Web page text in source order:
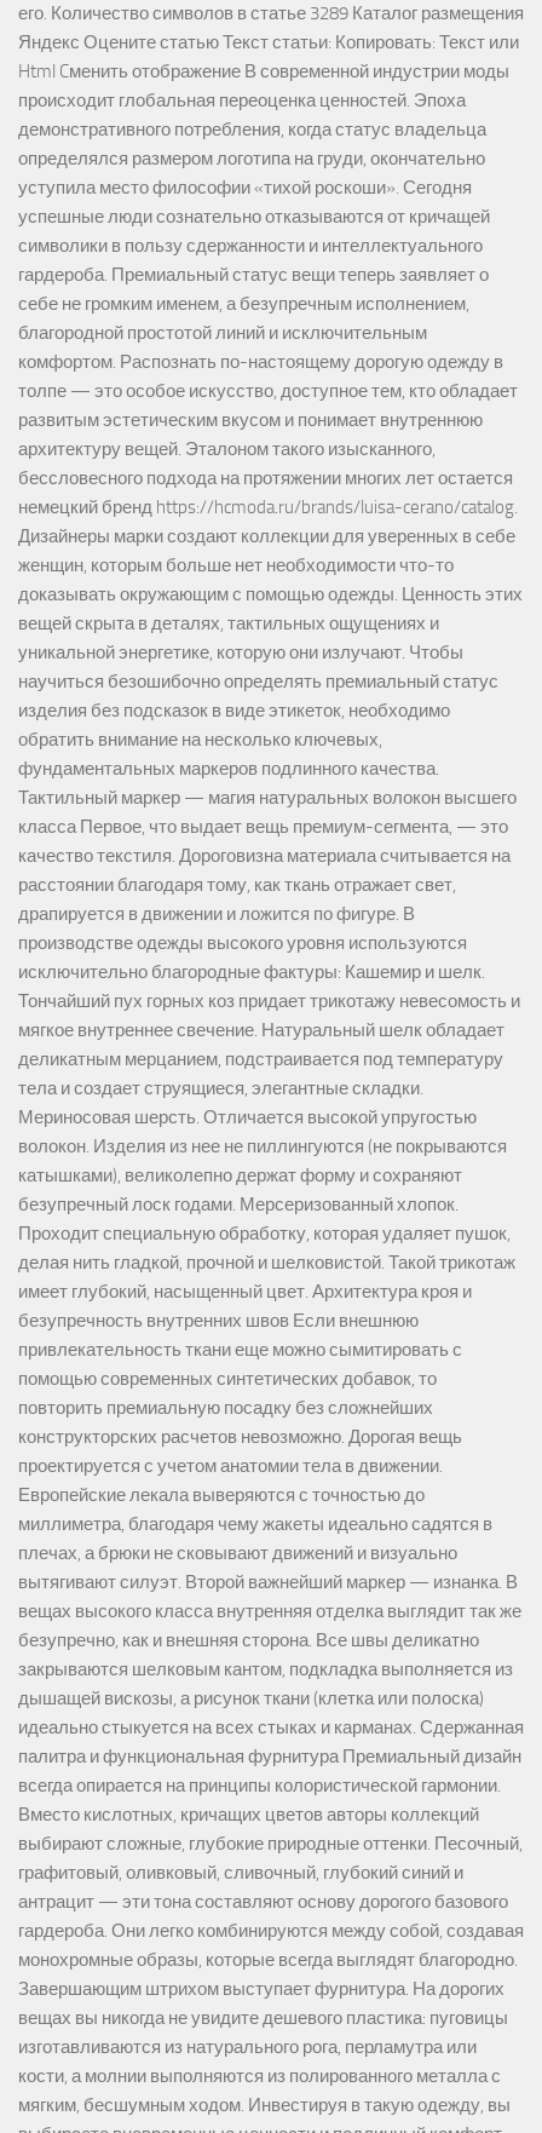
его. Количество символов в статье 3289 Каталог размещения
Яндекс Оцените статью Текст статьи: Копировать: Текст или
Html Cменить отображение В современной индустрии моды
происходит глобальная переоценка ценностей. Эпоха
демонстративного потребления, когда статус владельца
определялся размером логотипа на груди, окончательно
уступила место философии «тихой роскоши». Сегодня
успешные люди сознательно отказываются от кричащей
символики в пользу сдержанности и интеллектуального
гардероба. Премиальный статус вещи теперь заявляет о
себе не громким именем, а безупречным исполнением,
благородной простотой линий и исключительным
комфортом. Распознать по-настоящему дорогую одежду в
толпе — это особое искусство, доступное тем, кто обладает
развитым эстетическим вкусом и понимает внутреннюю
архитектуру вещей. Эталоном такого изысканного,
бессловесного подхода на протяжении многих лет остается
немецкий бренд https://hcmoda.ru/brands/luisa-cerano/catalog.
Дизайнеры марки создают коллекции для уверенных в себе
женщин, которым больше нет необходимости что-то
доказывать окружающим с помощью одежды. Ценность этих
вещей скрыта в деталях, тактильных ощущениях и
уникальной энергетике, которую они излучают. Чтобы
научиться безошибочно определять премиальный статус
изделия без подсказок в виде этикеток, необходимо
обратить внимание на несколько ключевых,
фундаментальных маркеров подлинного качества.
Тактильный маркер — магия натуральных волокон высшего
класса Первое, что выдает вещь премиум-сегмента, — это
качество текстиля. Дороговизна материала считывается на
расстоянии благодаря тому, как ткань отражает свет,
драпируется в движении и ложится по фигуре. В
производстве одежды высокого уровня используются
исключительно благородные фактуры: Кашемир и шелк.
Тончайший пух горных коз придает трикотажу невесомость и
мягкое внутреннее свечение. Натуральный шелк обладает
деликатным мерцанием, подстраивается под температуру
тела и создает струящиеся, элегантные складки.
Мериносовая шерсть. Отличается высокой упругостью
волокон. Изделия из нее не пиллингуются (не покрываются
катышками), великолепно держат форму и сохраняют
безупречный лоск годами. Мерсеризованный хлопок.
Проходит специальную обработку, которая удаляет пушок,
делая нить гладкой, прочной и шелковистой. Такой трикотаж
имеет глубокий, насыщенный цвет. Архитектура кроя и
безупречность внутренних швов Если внешнюю
привлекательность ткани еще можно сымитировать с
помощью современных синтетических добавок, то
повторить премиальную посадку без сложнейших
конструкторских расчетов невозможно. Дорогая вещь
проектируется с учетом анатомии тела в движении.
Европейские лекала выверяются с точностью до
миллиметра, благодаря чему жакеты идеально садятся в
плечах, а брюки не сковывают движений и визуально
вытягивают силуэт. Второй важнейший маркер — изнанка. В
вещах высокого класса внутренняя отделка выглядит так же
безупречно, как и внешняя сторона. Все швы деликатно
закрываются шелковым кантом, подкладка выполняется из
дышащей вискозы, а рисунок ткани (клетка или полоска)
идеально стыкуется на всех стыках и карманах. Сдержанная
палитра и функциональная фурнитура Премиальный дизайн
всегда опирается на принципы колористической гармонии.
Вместо кислотных, кричащих цветов авторы коллекций
выбирают сложные, глубокие природные оттенки. Песочный,
графитовый, оливковый, сливочный, глубокий синий и
антрацит — эти тона составляют основу дорогого базового
гардероба. Они легко комбинируются между собой, создавая
монохромные образы, которые всегда выглядят благородно.
Завершающим штрихом выступает фурнитура. На дорогих
вещах вы никогда не увидите дешевого пластика: пуговицы
изготавливаются из натурального рога, перламутра или
кости, а молнии выполняются из полированного металла с
мягким, бесшумным ходом. Инвестируя в такую одежду, вы